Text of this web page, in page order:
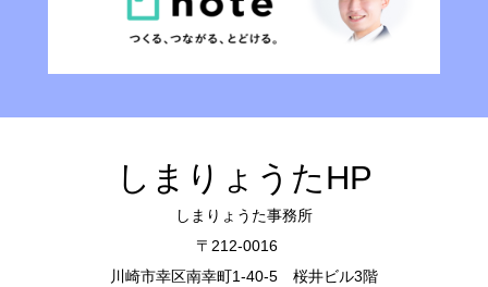
しまりょうたHP
しまりょうた事務所
〒212-0016
川崎市幸区南幸町1-40-5 桜井ビル3階